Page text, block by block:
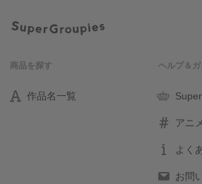
商品を探す
作品名一覧
ヘルプ＆ガ
アニ
よく
お問